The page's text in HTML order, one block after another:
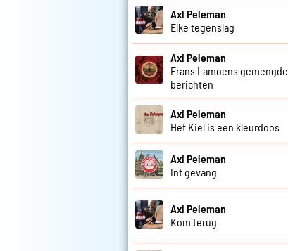
Axl Peleman
Elke tegenslag
Axl Peleman
Frans Lamoens gemengde
berichten
Axl Peleman
Het Kiel is een kleurdoos
Axl Peleman
Int gevang
Axl Peleman
Kom terug